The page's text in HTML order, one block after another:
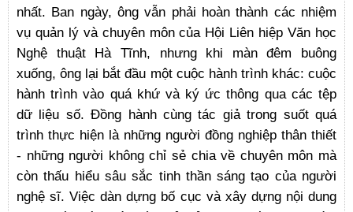
nhất. Ban ngày, ông vẫn phải hoàn thành các nhiệm
vụ quản lý và chuyên môn của Hội Liên hiệp Văn học
Nghệ thuật Hà Tĩnh, nhưng khi màn đêm buông
xuống, ông lại bắt đầu một cuộc hành trình khác: cuộc
hành trình vào quá khứ và ký ức thông qua các tệp
dữ liệu số. Đồng hành cùng tác giả trong suốt quá
trình thực hiện là những người đồng nghiệp thân thiết
- những người không chỉ sẻ chia về chuyên môn mà
còn thấu hiểu sâu sắc tinh thần sáng tạo của người
nghệ sĩ. Việc dàn dựng bố cục và xây dựng nội dung